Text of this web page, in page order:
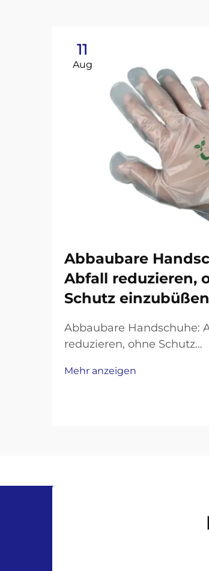
11
Aug
Abbaubare
Abfall reduzieren,
Schutz einzubüßen
Abbaubare Handschuhe:
reduzieren, ohne Schutz
Gesundheitsversorgung
Mehr anzeigen